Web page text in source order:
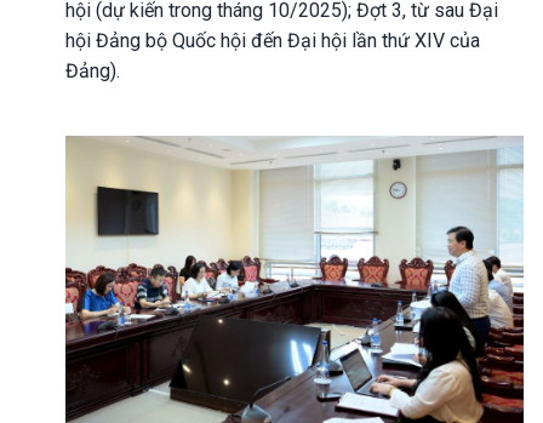
hội (dự kiến trong tháng 10/2025); Đợt 3, từ sau Đại
hội Đảng bộ Quốc hội đến Đại hội lần thứ XIV của
Đảng).